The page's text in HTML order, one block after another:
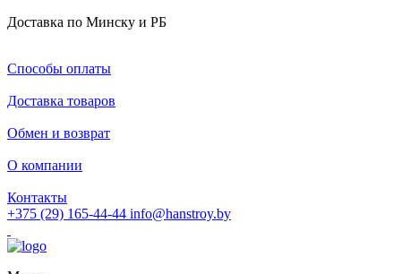
Доставка по Минску и РБ
Способы оплаты
Доставка товаров
Обмен и возврат
О компании
Контакты
+375 (29) 165-44-44 info@hanstroy.by